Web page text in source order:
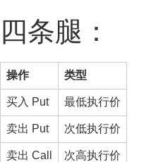
四条腿：
操作 类型
买入 Put 最低执行价
卖出 Put 次低执行价
卖出 Call 次高执行价